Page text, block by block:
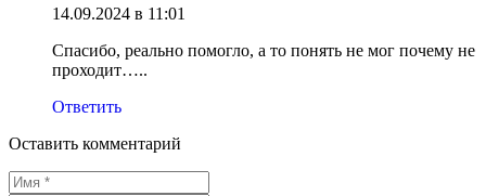
14.09.2024 в 11:01
Спасибо, реально помогло, а то понять не мог почему не
проходит…..
Ответить
Оставить комментарий